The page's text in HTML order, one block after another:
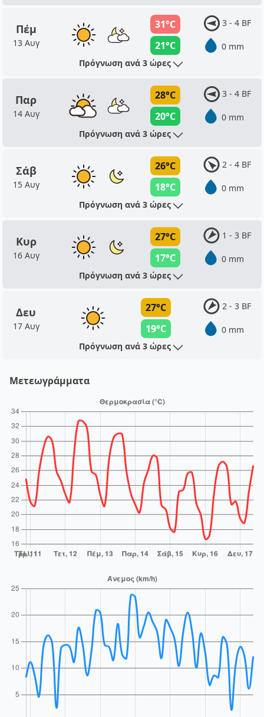
Πέμ
13 Αυγ
31°C
21°C
3 - 4 BF
0 mm
Πρόγνωση ανά 3 ώρες
Παρ
14 Αυγ
28°C
20°C
3 - 4 BF
0 mm
Πρόγνωση ανά 3 ώρες
Σάβ
15 Αυγ
26°C
18°C
2 - 4 BF
0 mm
Πρόγνωση ανά 3 ώρες
Κυρ
16 Αυγ
27°C
17°C
1 - 3 BF
0 mm
Πρόγνωση ανά 3 ώρες
Δευ
17 Αυγ
27°C
19°C
2 - 3 BF
0 mm
Πρόγνωση ανά 3 ώρες
Μετεωγράμματα